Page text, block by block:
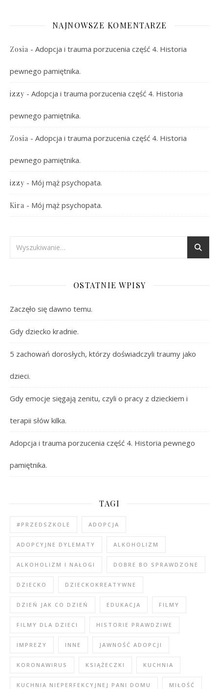
NAJNOWSZE KOMENTARZE
Zosia - Adopcja i trauma porzucenia część 4. Historia
pewnego pamiętnika.
izzy - Adopcja i trauma porzucenia część 4. Historia
pewnego pamiętnika.
Zosia - Adopcja i trauma porzucenia część 4. Historia
pewnego pamiętnika.
izzy - Mój mąż psychopata.
Kira - Mój mąż psychopata.
OSTATNIE WPISY
Zaczęło się dawno temu.
Gdy dziecko kradnie.
5 zachowań dorosłych, którzy doświadczyli traumy jako
dzieci.
Gdy emocje sięgają zenitu, czyli o pracy z dzieckiem i
terapii słów kilka.
Adopcja i trauma porzucenia część 4. Historia pewnego
pamiętnika.
TAGI
#PRZEDSZKOLE ADOPCJA
ADOPCYJNE DYLEMATY ALKOHOLIZM
ALKOHOLIZM I NAŁOGI DOBRE BO SPRAWDZONE
DZIECKO DZIECKOKREATYWNE
DZIEŃ JAK CO DZIEŃ EDUKACJA FILMY
FILMY DLA DZIECI HISTORIE PRAWDZIWE
IMPREZY INNE JAWNOŚĆ ADOPCJI
KORONAWIRUS KSIĄŻECZKI KUCHNIA
KUCHNIA NIEPERFEKCYJNEJ PANI DOMU MIŁOŚĆ